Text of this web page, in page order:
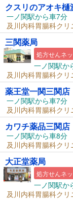
クスリのアオキ樋
一ノ関駅から車7分
及川内科胃腸科ク
三関薬局
処方せんネ
一ノ関駅か
及川内科胃腸科ク
薬王堂一関三関店
一ノ関駅から車7分
及川内科胃腸科ク
カワチ薬品三関店
一ノ関駅から車8分
及川内科胃腸科ク
大正堂薬局
処方せんネ
一ノ関駅か
及川内科胃腸科ク